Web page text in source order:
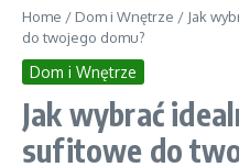
Home / Dom i Wnętrze / Jak
do twojego domu?
Dom i Wnętrze
Jak wybrać
sufitowe do